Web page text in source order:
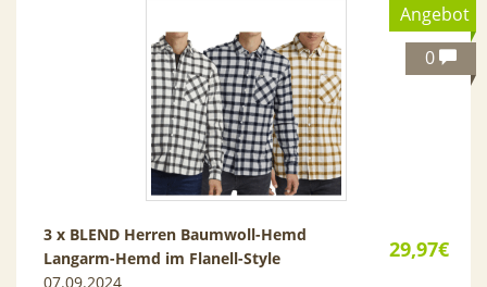
Angebot
0
29,97€
3 x BLEND Herren Baumwoll-Hemd
Langarm-Hemd im Flanell-Style
07.09.2024